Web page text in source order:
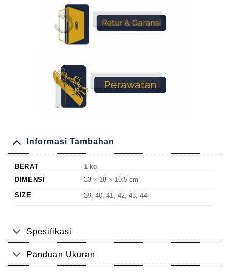
Informasi Tambahan
BERAT
1 kg
DIMENSI
33 × 18 × 10.5 cm
SIZE 39, 40, 41, 42, 43, 44
Spesifikasi
Panduan Ukuran